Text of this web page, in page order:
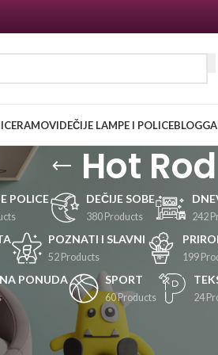
RAMOVIDEČIJE LAMPE I POLICEBLOG
Hot Rod
POLICE DEČIJE SOBE
380 Products 242
POZNATI I SLAVNI
52 Products 199
PONUDA SPORT
60 Products 24